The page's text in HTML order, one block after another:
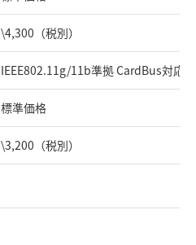
\4,300（税別）
IEEE802.11g/11b準拠 CardBus対応
標準価格
\3,200（税別）